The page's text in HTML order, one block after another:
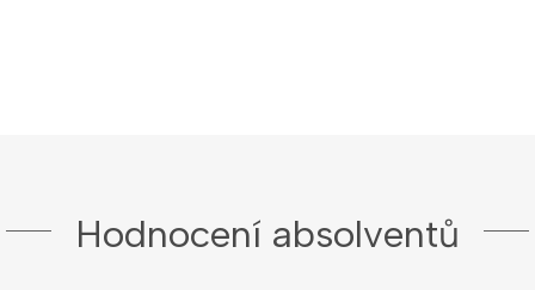
Hodnocení absolventů